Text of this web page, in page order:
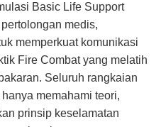
Basic Life Support
medis,
memperkuat komunikasi
Fire Combatyang melatih
Seluruh rangkaian
memahami teori,
prinsip keselamatan